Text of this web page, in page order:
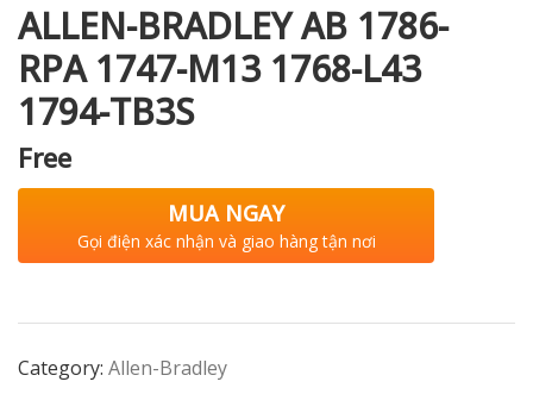
ALLEN-BRADLEY AB 1786-
RPA 1747-M13 1768-L43
1794-TB3S
Free
MUA NGAY
Gọi điện xác nhận và giao hàng tận nơi
Category: Allen-Bradley